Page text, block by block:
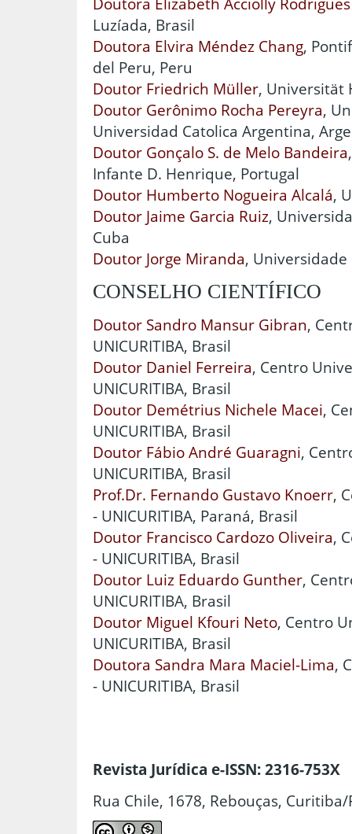
Luzíada, Brasil
Doutora Elvira Méndez Chang,
del Peru, Peru
Doutor Friedrich Müller, Universität
Doutor Gerônimo Rocha Pereyra,
Universidad Catolica Argentina,
Doutor Gonçalo S. de Melo Bandeira
Infante D. Henrique, Portugal
Doutor Humberto Nogueira Alcalá,
Doutor Jaime Garcia Ruiz,
Cuba
Doutor Jorge Miranda,
CONSELHO CIENTÍFICO
Doutor Sandro Mansur Gibran,
UNICURITIBA, Brasil
Doutor Daniel Ferreira, Centro
UNICURITIBA, Brasil
Doutor Demétrius Nichele Macei,
UNICURITIBA, Brasil
Doutor Fábio André Guaragni,
UNICURITIBA, Brasil
Prof.Dr. Fernando Gustavo Knoerr,
- UNICURITIBA, Paraná, Brasil
Doutor Francisco Cardozo Oliveira,
- UNICURITIBA, Brasil
Doutor Luiz Eduardo Gunther,
UNICURITIBA, Brasil
Doutor Miguel Kfouri Neto, Centro
UNICURITIBA, Brasil
Doutora Sandra Mara Maciel-Lima,
- UNICURITIBA, Brasil
Revista Jurídica e-ISSN: 2316-753X
Rua Chile, 1678, Rebouças, Curitiba/